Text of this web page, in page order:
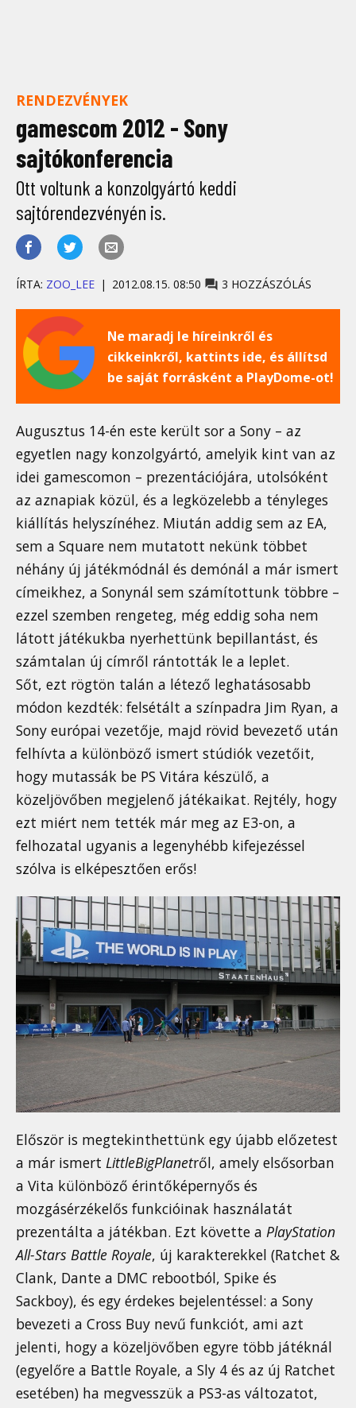
RENDEZVÉNYEK
gamescom 2012 - Sony
sajtókonferencia
Ott voltunk a konzolgyártó keddi
sajtórendezvényén is.
ÍRTA: ZOO_LEE 2012.08.15. 08:50 3 HOZZÁSZÓLÁS
Ne maradj le híreinkről és
cikkeinkről, kattints ide, és állítsd
be saját forrásként a PlayDome-ot!
Augusztus 14-én este került sor a Sony – az
egyetlen nagy konzolgyártó, amelyik kint van az
idei gamescomon – prezentációjára, utolsóként
az aznapiak közül, és a legközelebb a tényleges
kiállítás helyszínéhez. Miután addig sem az EA,
sem a Square nem mutatott nekünk többet
néhány új játékmódnál és demónál a már ismert
címeikhez, a Sonynál sem számítottunk többre –
ezzel szemben rengeteg, még eddig soha nem
látott játékukba nyerhettünk bepillantást, és
számtalan új címről rántották le a leplet.
Sőt, ezt rögtön talán a létező leghatásosabb
módon kezdték: felsétált a színpadra Jim Ryan, a
Sony európai vezetője, majd rövid bevezető után
felhívta a különböző ismert stúdiók vezetőit,
hogy mutassák be PS Vitára készülő, a
közeljövőben megjelenő játékaikat. Rejtély, hogy
ezt miért nem tették már meg az E3-on, a
felhozatal ugyanis a legenyhébb kifejezéssel
szólva is elképesztően erős!
Először is megtekinthettünk egy újabb előzetest
a már ismert LittleBigPlanetről, amely elsősorban
a Vita különböző érintőképernyős és
mozgásérzékelős funkcióinak használatát
prezentálta a játékban. Ezt követte a PlayStation
All-Stars Battle Royale, új karakterekkel (Ratchet &
Clank, Dante a DMC rebootból, Spike és
Sackboy), és egy érdekes bejelentéssel: a Sony
bevezeti a Cross Buy nevű funkciót, ami azt
jelenti, hogy a közeljövőben egyre több játéknál
(egyelőre a Battle Royale, a Sly 4 és az új Ratchet
esetében) ha megvesszük a PS3-as változatot,